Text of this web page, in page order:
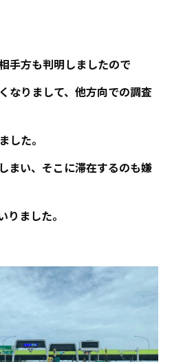
手方も判明しましたので
なりまして、他方向での調査
した。
まい、そこに滞在するのも嫌
りました。